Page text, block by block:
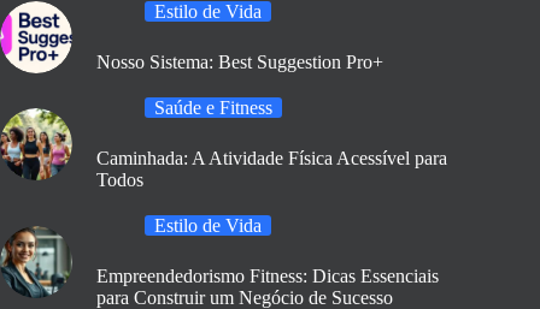
Estilo de Vida
Nosso Sistema: Best Suggestion Pro+
Saúde e Fitness
Caminhada: A Atividade Física Acessível para
Todos
Estilo de Vida
Empreendedorismo Fitness: Dicas Essenciais
para Construir um Negócio de Sucesso